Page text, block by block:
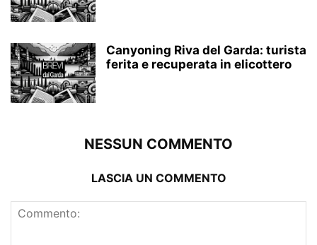
Canyoning Riva del Garda: turista
ferita e recuperata in elicottero
NESSUN COMMENTO
LASCIA UN COMMENTO